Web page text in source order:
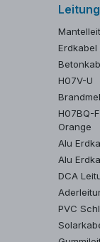
Erdkabel
H07V-U
H07BQ-
Orange
Alu
Alu
DCA
PVC